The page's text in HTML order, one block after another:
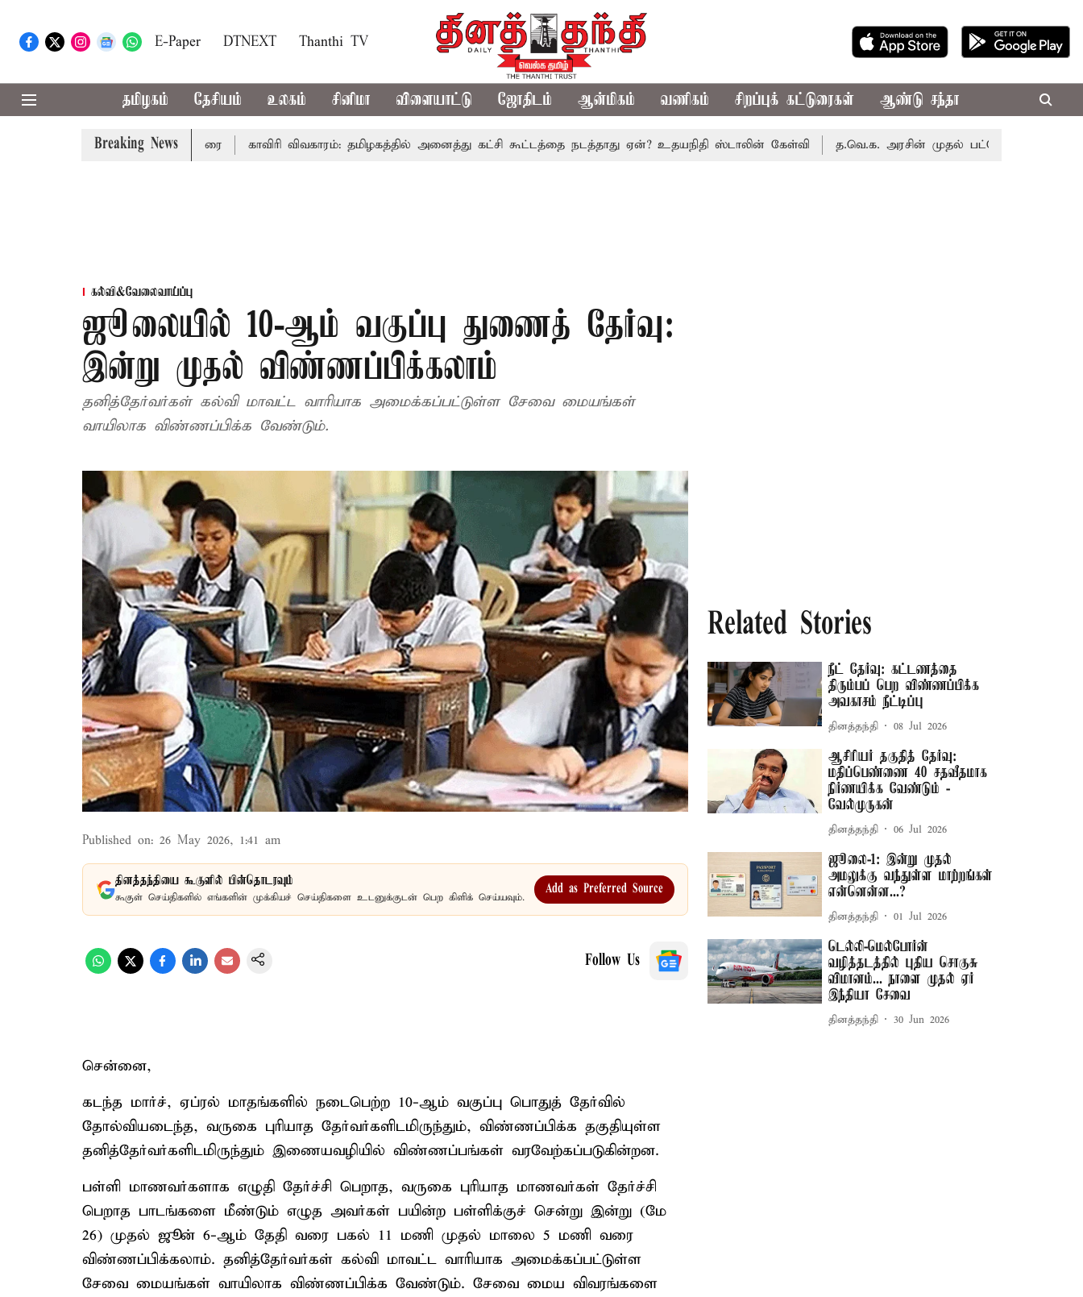
E-Paper DTNEXT Thanthi TV
தமிழகம் தேசியம் உலகம் சினிமா விளையாட்டு ஜோதிடம் ஆன்மிகம் வணிகம் சிறப்புக் கட்டுரைகள் ஆண்டு சந்தா
Breaking News
முதல்-அமைச்சர் விஜய் உரை காவிரி விவகாரம்: தமிழகத்தில் அனைத்து கட்சி கூட்டத்தை நடத்தாது ஏன்? உதயநிதி ஸ்டாலின் கேள்வி த.வெ.க. அரசின் முதல் பட்ஜெட்: மாற்றமா?,
கல்வி&வேலைவாய்ப்பு
ஜூலையில் 10-ஆம் வகுப்பு துணைத் தேர்வு:
இன்று முதல் விண்ணப்பிக்கலாம்
தனித்தேர்வர்கள் கல்வி மாவட்ட வாரியாக அமைக்கப்பட்டுள்ள சேவை மையங்கள்
வாயிலாக விண்ணப்பிக்க வேண்டும்.
Published on: 26 May 2026, 1:41 am
தினத்தந்தியை கூகுளில் பின்தொடரவும்
கூகுள் செய்திகளில் எங்களின் முக்கியச் செய்திகளை உடனுக்குடன் பெற கிளிக் செய்யவும்.
Add as Preferred Source
Follow Us
சென்னை,
கடந்த மார்ச், ஏப்ரல் மாதங்களில் நடைபெற்ற 10-ஆம் வகுப்பு பொதுத் தேர்வில்
தோல்வியடைந்த, வருகை புரியாத தேர்வர்களிடமிருந்தும், விண்ணப்பிக்க தகுதியுள்ள
தனித்தேர்வர்களிடமிருந்தும் இணையவழியில் விண்ணப்பங்கள் வரவேற்கப்படுகின்றன.
பள்ளி மாணவர்களாக எழுதி தேர்ச்சி பெறாத, வருகை புரியாத மாணவர்கள் தேர்ச்சி
பெறாத பாடங்களை மீண்டும் எழுத அவர்கள் பயின்ற பள்ளிக்குச் சென்று இன்று (மே
26) முதல் ஜூன் 6-ஆம் தேதி வரை பகல் 11 மணி முதல் மாலை 5 மணி வரை
விண்ணப்பிக்கலாம். தனித்தேர்வர்கள் கல்வி மாவட்ட வாரியாக அமைக்கப்பட்டுள்ள
சேவை மையங்கள் வாயிலாக விண்ணப்பிக்க வேண்டும். சேவை மைய விவரங்களை
Related Stories
நீட் தேர்வு: கட்டணத்தை
திரும்பப் பெற விண்ணப்பிக்க
அவகாசம் நீட்டிப்பு
தினத்தந்தி 08 Jul 2026
ஆசிரியர் தகுதித் தேர்வு:
மதிப்பெண்ணை 40 சதவீதமாக
நிர்ணயிக்க வேண்டும் -
வேல்முருகன்
தினத்தந்தி 06 Jul 2026
ஜூலை-1: இன்று முதல்
அமலுக்கு வந்துள்ள மாற்றங்கள்
என்னென்ன...?
தினத்தந்தி 01 Jul 2026
டெல்லி-மெல்போர்ன்
வழித்தடத்தில் புதிய சொகுசு
விமானம்... நாளை முதல் ஏர்
இந்தியா சேவை
தினத்தந்தி 30 Jun 2026